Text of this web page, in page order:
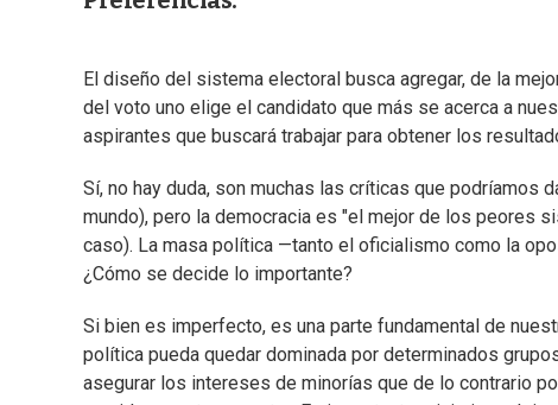
El diseño del sistema electoral busca agregar, de la
del voto uno elige el candidato que más se acerca a
aspirantes que buscará trabajar para obtener los
Sí, no hay duda, son muchas las críticas que podríamos
mundo), pero la democracia es "el mejor de los peores
caso). La masa política —tanto el oficialismo como la
¿Cómo se decide lo importante?
Si bien es imperfecto, es una parte fundamental de
política pueda quedar dominada por determinados
asegurar los intereses de minorías que de lo contrario